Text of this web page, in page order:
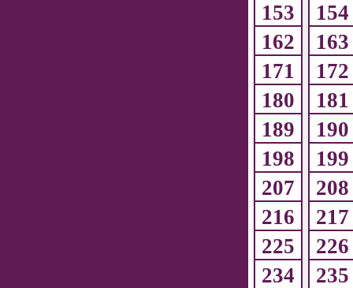
153
154
162
163
171
172
180
181
189
190
198
199
207
208
216
217
225
226
234
235